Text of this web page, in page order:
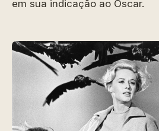
em sua indicação ao Oscar.